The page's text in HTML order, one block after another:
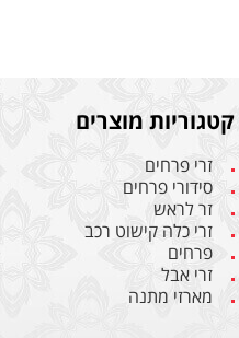
קטגוריות מוצרים
זרי פרחים
סידורי פרחים
זר לראש
זרי כלה קישוט רכב
פרחים
זרי אבל
מארזי מתנה